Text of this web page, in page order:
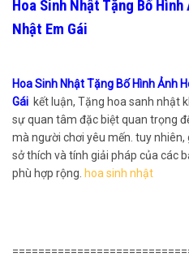
Hoa Sinh Nhật Tặng Bố
Nhật Em Gái
Hoa Sinh Nhật Tặng Bố Hình Ảnh
Gái kết luận, Tặng hoa sanh nhật
sự quan tâm đặc biệt quan trọng
mà người chơi yêu mến. tuy
sở thích và tính giải pháp của các
phù hợp rộng. hoa sinh nhật